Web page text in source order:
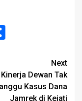
Next
Kinerja Dewan Tak
Kasus Dana
Jamrek di Kejati